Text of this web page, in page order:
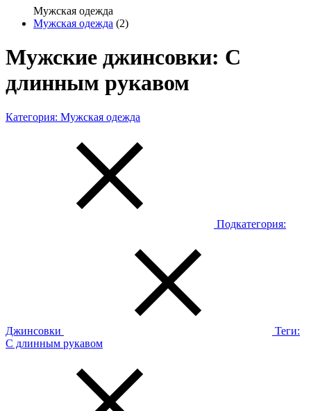
Мужская одежда
Мужская одежда (2)
Мужские джинсовки: С
длинным рукавом
Категория: Мужская одежда
Подкатегория:
Джинсовки
Теги:
С длинным рукавом